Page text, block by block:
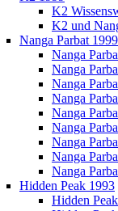
K2
K2 und
Nanga Parbat 1999
Nanga
Nanga
Nanga
Nanga
Nanga
Nanga
Nanga
Nanga
Nanga
Hidden Peak 1993
Hidden